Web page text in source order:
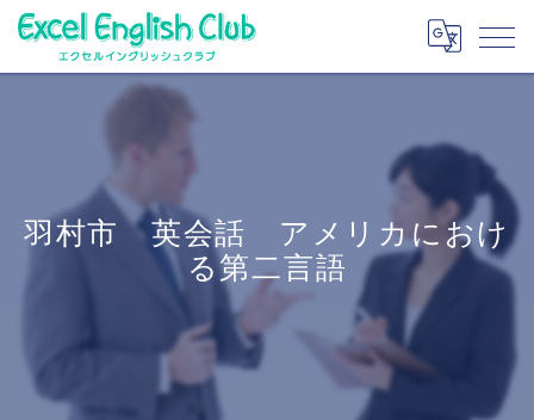
羽村市 英会話 アメリカにおけ
る第二言語